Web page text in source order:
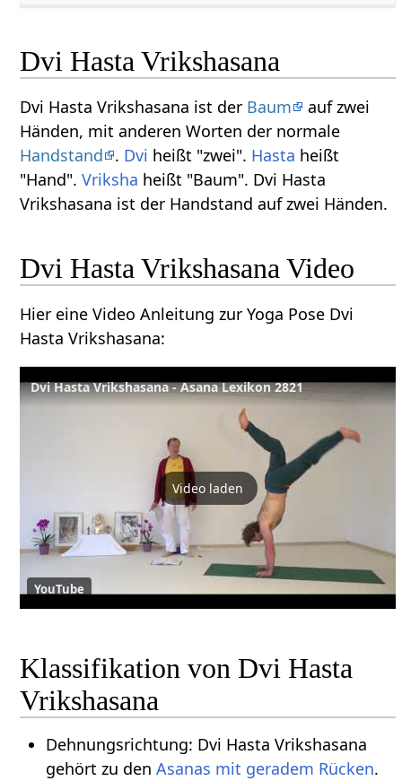
Dvi Hasta Vrikshasana
Dvi Hasta Vrikshasana ist der Baum
auf zwei
Händen, mit anderen Worten der normale
Handstand
. Dvi heißt "zwei". Hasta heißt
"Hand".Vriksha heißt "Baum". Dvi Hasta
Vrikshasana ist der Handstand auf zwei Händen.
Dvi Hasta Vrikshasana Video
Hier eine Video Anleitung zur Yoga Pose Dvi
Hasta Vrikshasana:
Dvi Hasta Vrikshasana - Asana Lexikon 2821
Video laden
YouTube
Klassifikation von Dvi Hasta
Vrikshasana
Dehnungsrichtung: Dvi Hasta Vrikshasana
gehört zu den Asanas mit geradem Rücken.